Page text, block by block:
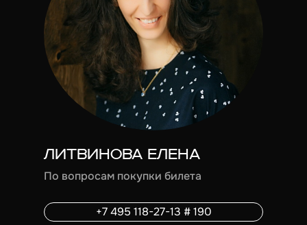
ЛИТВИНОВА ЕЛЕНА
По вопросам покупки билета
+7 495 118-27-13 # 190